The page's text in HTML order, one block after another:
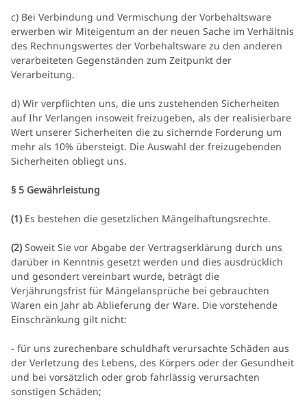
c) Bei Verbindung und Vermischung der Vorbehaltsware
erwerben wir Miteigentum an der neuen Sache im Verhältnis
des Rechnungswertes der Vorbehaltsware zu den anderen
verarbeiteten Gegenständen zum Zeitpunkt der
Verarbeitung.
d) Wir verpflichten uns, die uns zustehenden Sicherheiten
auf Ihr Verlangen insoweit freizugeben, als der realisierbare
Wert unserer Sicherheiten die zu sichernde Forderung um
mehr als 10% übersteigt. Die Auswahl der freizugebenden
Sicherheiten obliegt uns.
§ 5 Gewährleistung
(1) Es bestehen die gesetzlichen Mängelhaftungsrechte.
(2)Soweit Sie vor Abgabe der Vertragserklärung durch uns
darüber in Kenntnis gesetzt werden und dies ausdrücklich
und gesondert vereinbart wurde, beträgt die
Verjährungsfrist für Mängelansprüche bei gebrauchten
Waren ein Jahr ab Ablieferung der Ware. Die vorstehende
Einschränkung gilt nicht:
- für uns zurechenbare schuldhaft verursachte Schäden aus
der Verletzung des Lebens, des Körpers oder der Gesundheit
und bei vorsätzlich oder grob fahrlässig verursachten
sonstigen Schäden;